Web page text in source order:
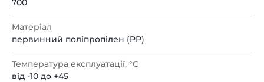
700
Матеріал
первинний поліпропілен (PP)
Температура експлуатації, °С
від -10 до +45